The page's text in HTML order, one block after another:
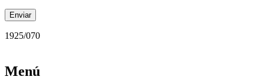
1925/070
Menú